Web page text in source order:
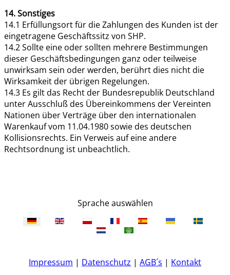
14. Sonstiges
14.1 Erfüllungsort für die Zahlungen des Kunden ist der
eingetragene Geschäftssitz von SHP.
14.2 Sollte eine oder sollten mehrere Bestimmungen
dieser Geschäftsbedingungen ganz oder teilweise
unwirksam sein oder werden, berührt dies nicht die
Wirksamkeit der übrigen Regelungen.
14.3 Es gilt das Recht der Bundesrepublik Deutschland
unter Ausschluß des Übereinkommens der Vereinten
Nationen über Verträge über den internationalen
Warenkauf vom 11.04.1980 sowie des deutschen
Kollisionsrechts. Ein Verweis auf eine andere
Rechtsordnung ist unbeachtlich.
Sprache auswählen
Impressum | Datenschutz | AGB´s | Kontakt